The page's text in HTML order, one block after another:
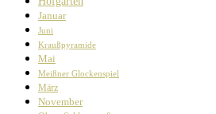
Januar
Juni
Kraußpyramide
Mai
Meißner Glockenspiel
März
November